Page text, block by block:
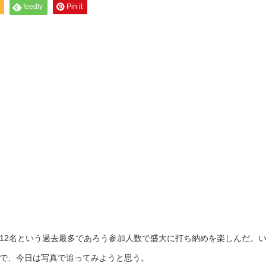
feedly Pin it
名という過去最多であろう参加人数で盛大に打ち納めを楽しんだ。い
、今日は写真で追ってみようと思う。